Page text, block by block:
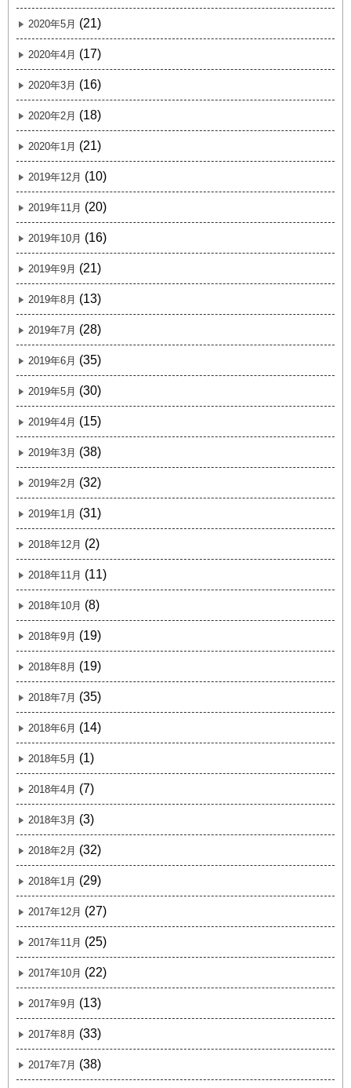
2020年5月 (21)
2020年4月 (17)
2020年3月 (16)
2020年2月 (18)
2020年1月 (21)
2019年12月 (10)
2019年11月 (20)
2019年10月 (16)
2019年9月 (21)
2019年8月 (13)
2019年7月 (28)
2019年6月 (35)
2019年5月 (30)
2019年4月 (15)
2019年3月 (38)
2019年2月 (32)
2019年1月 (31)
2018年12月 (2)
2018年11月 (11)
2018年10月 (8)
2018年9月 (19)
2018年8月 (19)
2018年7月 (35)
2018年6月 (14)
2018年5月 (1)
2018年4月 (7)
2018年3月 (3)
2018年2月 (32)
2018年1月 (29)
2017年12月 (27)
2017年11月 (25)
2017年10月 (22)
2017年9月 (13)
2017年8月 (33)
2017年7月 (38)